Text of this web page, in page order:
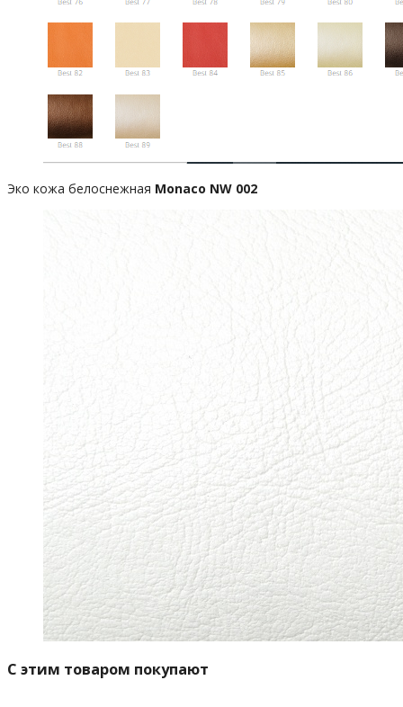
Эко кожа белоснежная Monaco NW 002
C этим товаром покупают